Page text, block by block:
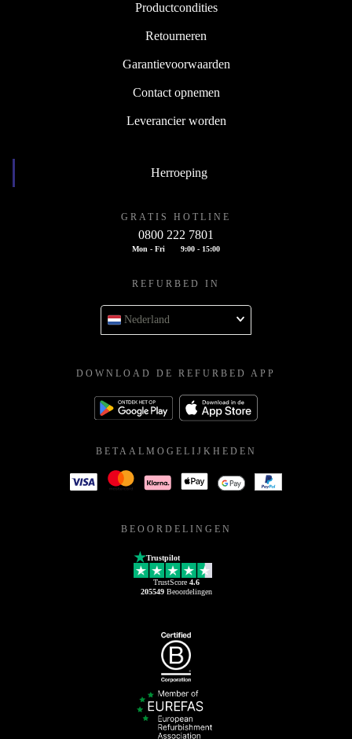
Productcondities
Retourneren
Garantievoorwaarden
Contact opnemen
Leverancier worden
Herroeping
GRATIS HOTLINE
0800 222 7801
Mon - Fri 9:00 - 15:00
REFURBED IN
Nederland
DOWNLOAD DE REFURBED APP
BETAALMOGELIJKHEDEN
BEOORDELINGEN
Trustpilot
TrustScore 4.6
205549Beoordelingen